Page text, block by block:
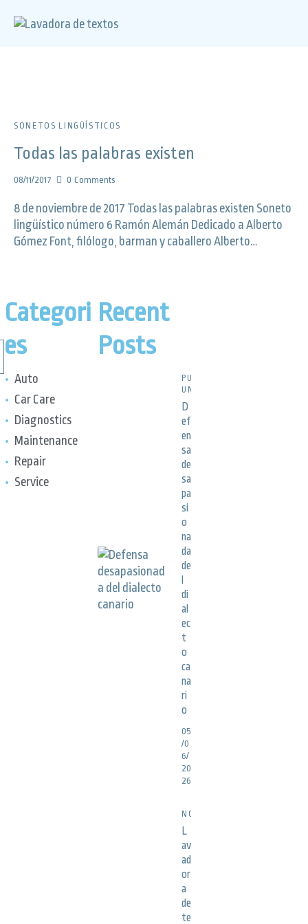
SONETOS LINGÜÍSTICOS
Todas las palabras existen
08/11/2017 0 Comments
8 de noviembre de 2017 Todas las palabras existen Soneto
lingüístico número 6 Ramón Alemán Dedicado a Alberto
Gómez Font, filólogo, barman y caballero Alberto…
Categori
es
Auto
Car Care
Diagnostics
Maintenance
Repair
Service
Recent
Posts
PUBLICACIONES,
UNCATEGORIZED
D
ef
en
sa
de
sa
pa
si
o
na
da
de
di
al
ec
t
o
ca
na
ri
o
05
/0
6/
20
26
NOTICIAS
L
av
ad
or
a
de
te